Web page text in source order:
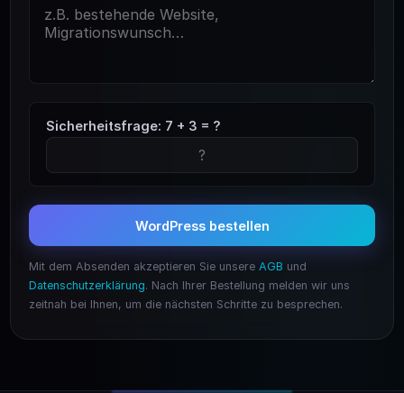
Sicherheitsfrage: 7 + 3 = ?
WordPress bestellen
Mit dem Absenden akzeptieren Sie unsereAGB und
Datenschutzerklärung. Nach Ihrer Bestellung melden wir uns
zeitnah bei Ihnen, um die nächsten Schritte zu besprechen.